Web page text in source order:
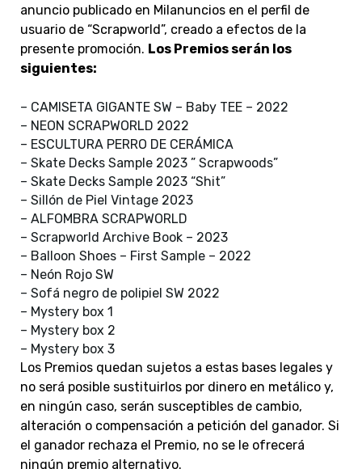
anuncio publicado en Milanuncios en el perfil de
usuario de “Scrapworld”, creado a efectos de la
presente promoción. Los Premios serán los
siguientes:
– CAMISETA GIGANTE SW – Baby TEE – 2022
– NEON SCRAPWORLD 2022
– ESCULTURA PERRO DE CERÁMICA
– Skate Decks Sample 2023 ” Scrapwoods”
– Skate Decks Sample 2023 “Shit”
– Sillón de Piel Vintage 2023
– ALFOMBRA SCRAPWORLD
– Scrapworld Archive Book – 2023
– Balloon Shoes – First Sample – 2022
– Neón Rojo SW
– Sofá negro de polipiel SW 2022
– Mystery box 1
– Mystery box 2
– Mystery box 3
Los Premios quedan sujetos a estas bases legales y
no será posible sustituirlos por dinero en metálico y,
en ningún caso, serán susceptibles de cambio,
alteración o compensación a petición del ganador. Si
el ganador rechaza el Premio, no se le ofrecerá
ningún premio alternativo.